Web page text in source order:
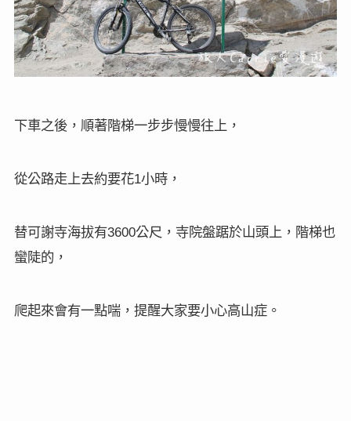
下車之後，順著階梯一步步慢慢往上，
從公路走上去約要花1小時，
替可謝寺海拔有3600公尺，寺院盤踞於山頭上，階梯也
蠻陡的，
爬起來會有一點喘，提醒大家要小心高山症。